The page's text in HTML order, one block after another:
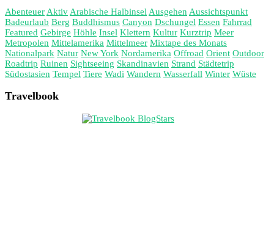
Abenteuer Aktiv Arabische Halbinsel Ausgehen Aussichtspunkt
Badeurlaub Berg Buddhismus Canyon Dschungel Essen Fahrrad
Featured Gebirge Höhle Insel Klettern Kultur Kurztrip Meer
Metropolen Mittelamerika Mittelmeer Mixtape des Monats
Nationalpark Natur New York Nordamerika Offroad Orient Outdoor
Roadtrip Ruinen Sightseeing Skandinavien Strand Städtetrip
Südostasien Tempel Tiere Wadi Wandern Wasserfall Winter Wüste
Travelbook